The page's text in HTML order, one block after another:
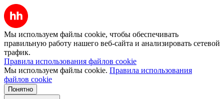
Мы используем файлы cookie, чтобы обеспечивать
правильную работу нашего веб-сайта и анализировать сетевой
трафик.
Правила использования файлов cookie
Мы используем файлы cookie. Правила использования
файлов cookie
Понятно